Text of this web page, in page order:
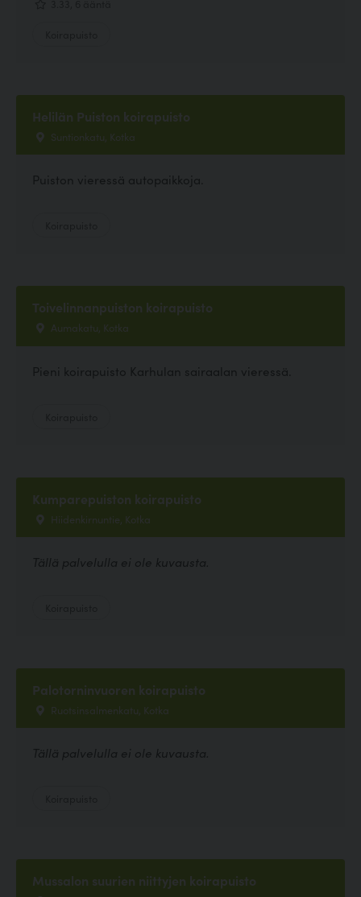
Helilän Puiston koirapuisto
Suntionkatu, Kotka
Puiston vieressä autopaikkoja.
Toivelinnanpuiston koirapuisto
Aumakatu, Kotka
Pieni koirapuisto Karhulan sairaalan vieressä.
Kumparepuiston koirapuisto
Hiidenkirnuntie, Kotka
Tällä palvelulla ei ole kuvausta.
Palotorninvuoren koirapuisto
Ruotsinsalmenkatu, Kotka
Tällä palvelulla ei ole kuvausta.
Mussalon suurien niittyjen koirapuisto